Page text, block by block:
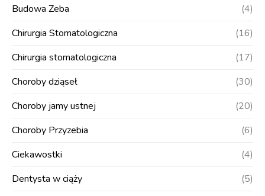
Budowa Zeba
(4)
Chirurgia Stomatologiczna
(16)
Chirurgia stomatologiczna
(17)
Choroby dziąseł
(30)
Choroby jamy ustnej
(20)
Choroby Przyzebia
(6)
Ciekawostki
(4)
Dentysta w ciąży
(5)